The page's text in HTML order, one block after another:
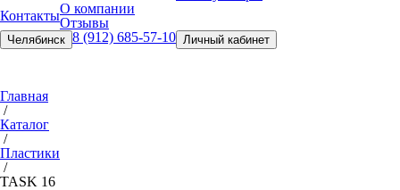
КонтактыО компании
Отзывы
Челябинск 8 (912) 685-57-10 Личный кабинет
Главная
/
Каталог
/
Пластики
/
TASK 16